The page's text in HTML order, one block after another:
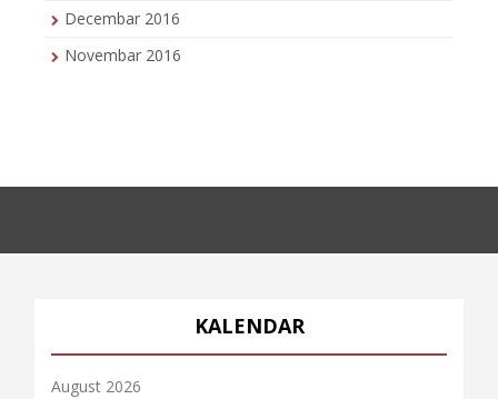
Decembar 2016
Novembar 2016
KALENDAR
August 2026